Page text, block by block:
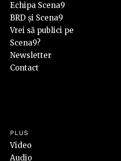
Echipa Scena9
BRD și Scena9
Vrei să publici pe
Scena9?
Newsletter
Contact
PLUS
Video
Audio